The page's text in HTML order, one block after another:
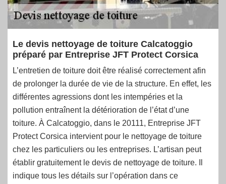
Le devis nettoyage de toiture Calcatoggio
préparé par Entreprise JFT Protect Corsica
L’entretien de toiture doit être réalisé correctement afin
de prolonger la durée de vie de la structure. En effet, les
différentes agressions dont les intempéries et la
pollution entraînent la détérioration de l’état d’une
toiture. À Calcatoggio, dans le 20111, Entreprise JFT
Protect Corsica intervient pour le nettoyage de toiture
chez les particuliers ou les entreprises. L’artisan peut
établir gratuitement le devis de nettoyage de toiture. Il
indique tous les détails sur l’opération dans ce